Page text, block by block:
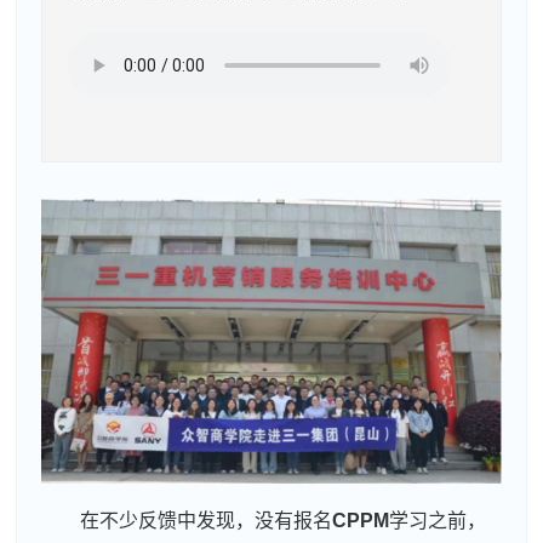
在不少反馈中发现，没有报名CPPM学习之前，